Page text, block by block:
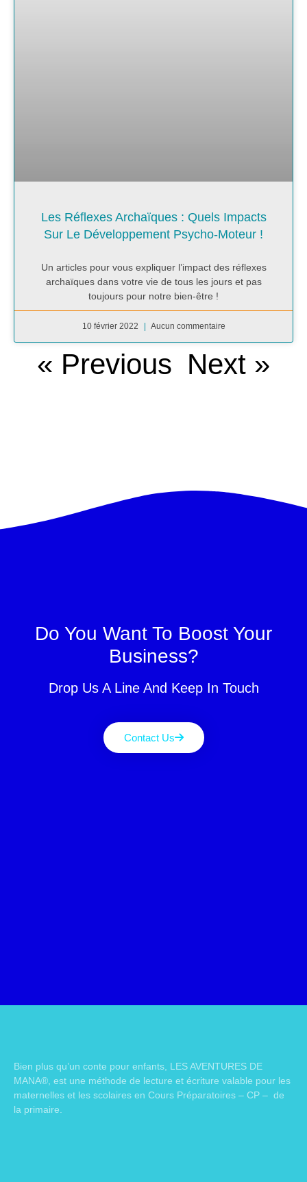
Les Réflexes Archaïques : Quels Impacts
Sur Le Développement Psycho-Moteur !
Un articles pour vous expliquer l’impact des réflexes
archaïques dans votre vie de tous les jours et pas
toujours pour notre bien-être !
10 février 2022 Aucun commentaire
« Previous Next »
Do You Want To Boost Your
Business?
Drop Us A Line And Keep In Touch
Contact Us
Bien plus qu’un conte pour enfants, LES AVENTURES DE
MANA®, est une méthode de lecture et écriture valable pour les
maternelles et les scolaires en Cours Préparatoires – CP – de
la primaire.